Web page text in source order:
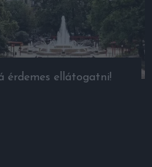
érdemes ellátogatni!